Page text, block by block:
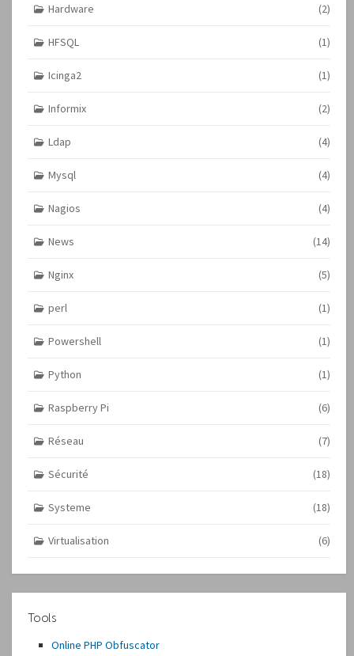
Hardware (2)
HFSQL (1)
Icinga2 (1)
Informix (2)
Ldap (4)
Mysql (4)
Nagios (4)
News (14)
Nginx (5)
perl (1)
Powershell (1)
Python (1)
Raspberry Pi (6)
Réseau (7)
Sécurité (18)
Systeme (18)
Virtualisation (6)
Tools
Online PHP Obfuscator